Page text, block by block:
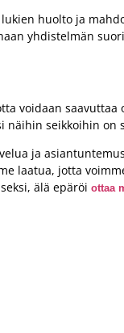
huolto ja
yhdistelmän
voidaan
näihin seikkoihin
ja
laatua, jotta
älä epäröi ottaa